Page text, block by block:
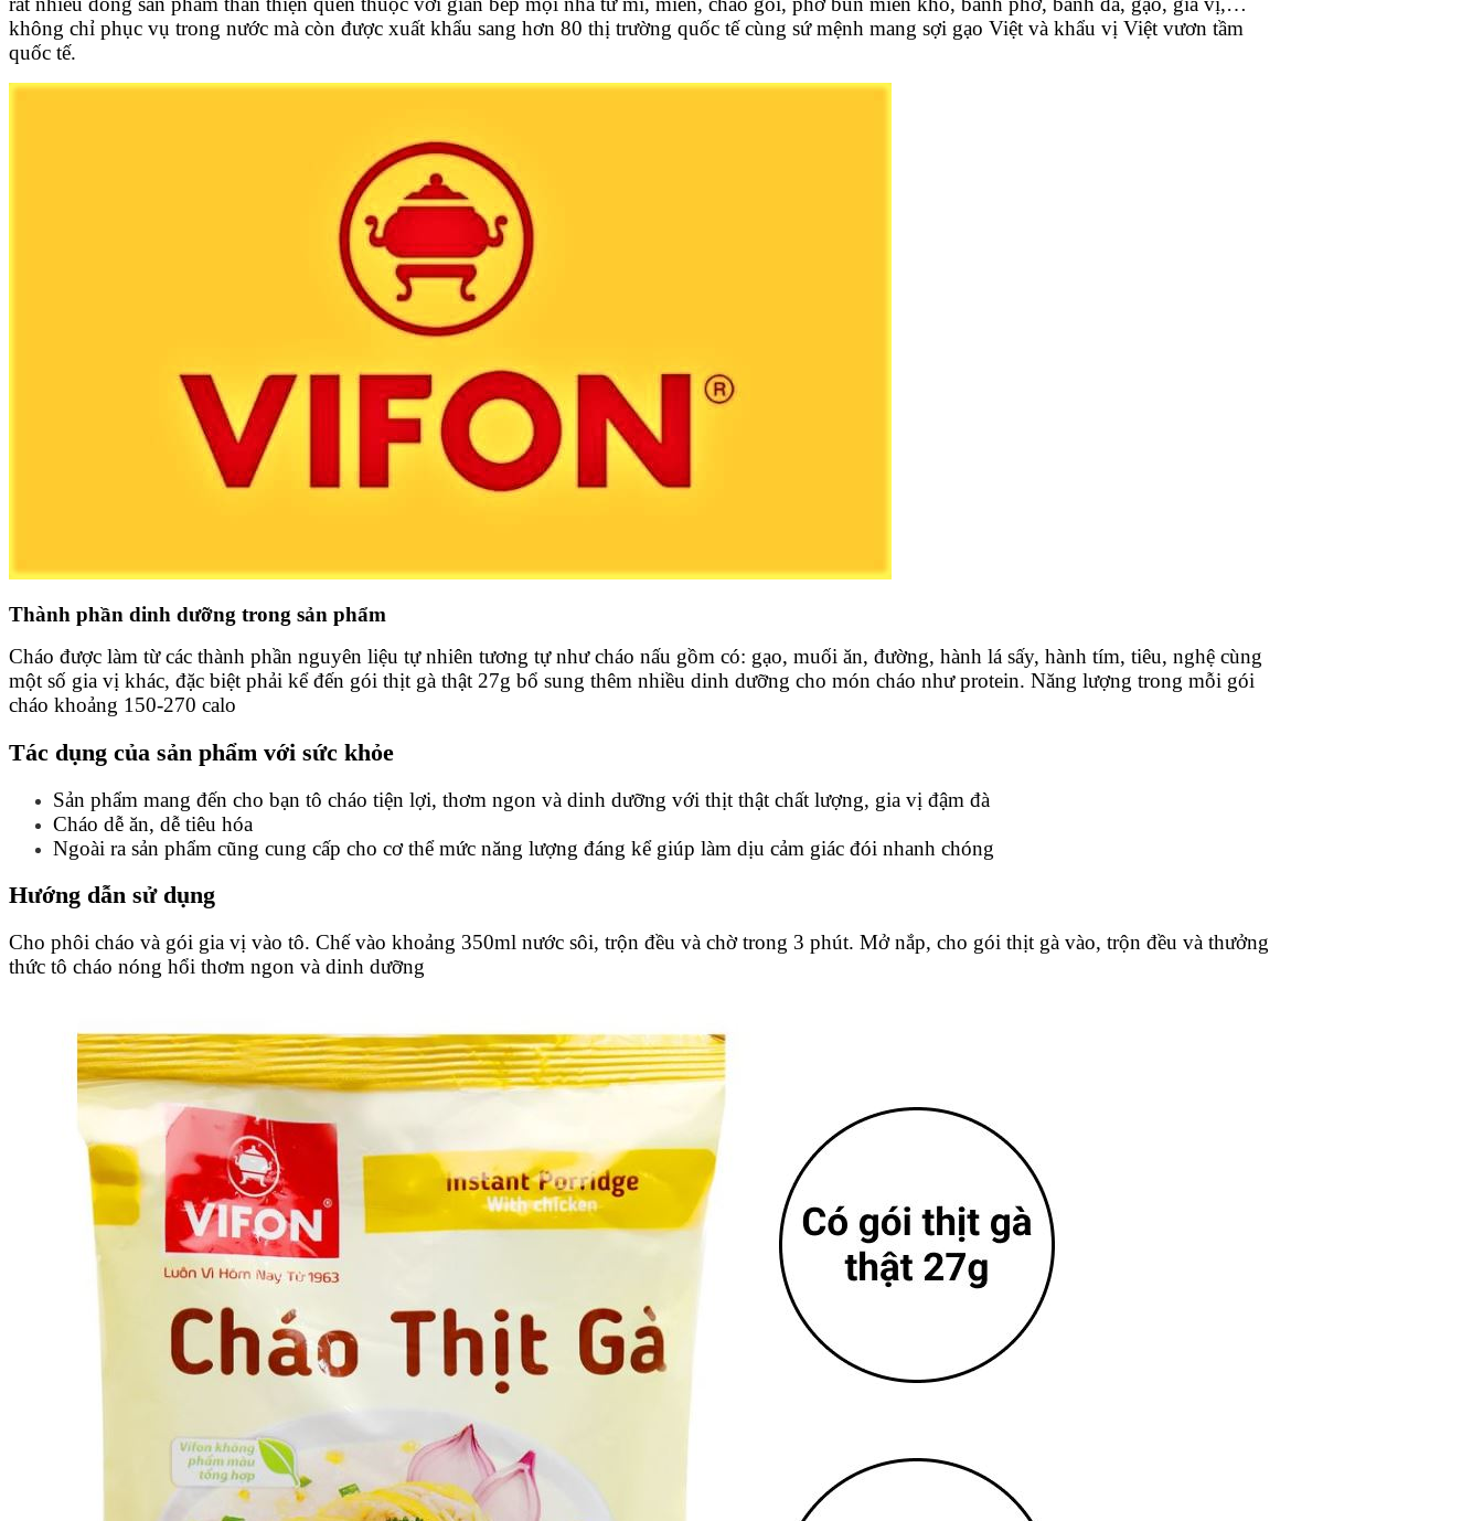
không chỉ phục vụ trong nước mà còn được xuất khẩu sang hơn 80 thị trường quốc tế cùng sứ mệnh mang sợi gạo Việt và khẩu vị Việt vươn tầm
quốc tế.
Thành phần dinh dưỡng trong sản phẩm
Cháo được làm từ các thành phần nguyên liệu tự nhiên tương tự như cháo nấu gồm có: gạo, muối ăn, đường, hành lá sấy, hành tím, tiêu, nghệ cùng
một số gia vị khác, đặc biệt phải kể đến gói thịt gà thật 27g bổ sung thêm nhiều dinh dưỡng cho món cháo như protein. Năng lượng trong mỗi gói
cháo khoảng 150-270 calo
Tác dụng của sản phẩm với sức khỏe
Sản phẩm mang đến cho bạn tô cháo tiện lợi, thơm ngon và dinh dưỡng với thịt thật chất lượng, gia vị đậm đà
Cháo dễ ăn, dễ tiêu hóa
Ngoài ra sản phẩm cũng cung cấp cho cơ thể mức năng lượng đáng kể giúp làm dịu cảm giác đói nhanh chóng
Hướng dẫn sử dụng
Cho phôi cháo và gói gia vị vào tô. Chế vào khoảng 350ml nước sôi, trộn đều và chờ trong 3 phút. Mở nắp, cho gói thịt gà vào, trộn đều và thưởng
thức tô cháo nóng hổi thơm ngon và dinh dưỡng